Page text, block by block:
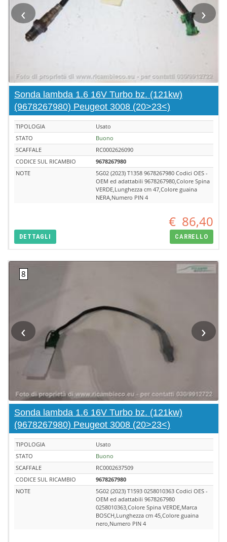
‹ ›
Sonda lambda 1.6 16V Turbo bz. (121kw)
(9678267980) Peugeot 3008 (20>23<)
TIPOLOGIA
Usato
STATO
Buono
SCAFFALE
RC0002626090
CODICE SUL RICAMBIO
9678267980
NOTE
5G02 (2023) T1358 9678267980 Codici OES -
OEM ed adattabili 9678267980,Colore Spina
VERDE,Lunghezza cm 47,Colore guaina
NERA,Numero PIN 4
€ 86,40
DETTAGLI CARRELLO
‹ ›
Sonda lambda 1.6 16V Turbo bz. (121kw)
(9678267980) Peugeot 3008 (20>23<)
TIPOLOGIA
Usato
STATO
Buono
SCAFFALE
RC0002637509
CODICE SUL RICAMBIO
9678267980
NOTE
5G02 (2023) T1593 0258010363 Codici OES -
OEM ed adattabili 9678267980
0258010363,Colore Spina VERDE,Marca
BOSCH,Lunghezza cm 45,Colore guaina
nero,Numero PIN 4